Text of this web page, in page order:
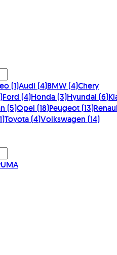
(1)Audi (4)BMW(4)Chery
)Ford (4)Honda(3)Hyundai (6)
(5)Opel (18)Peugeot(13)
1)Toyota(4)Volkswagen (14)